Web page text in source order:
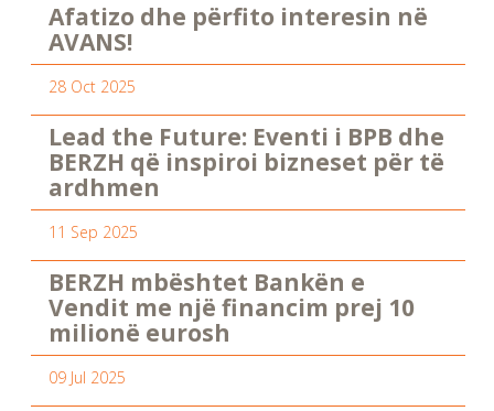
Afatizo dhe përfito interesin në
AVANS!
28 Oct 2025
Lead the Future: Eventi i BPB dhe
BERZH që inspiroi bizneset për të
ardhmen
11 Sep 2025
BERZH mbështet Bankën e
Vendit me një financim prej 10
milionë eurosh
09 Jul 2025